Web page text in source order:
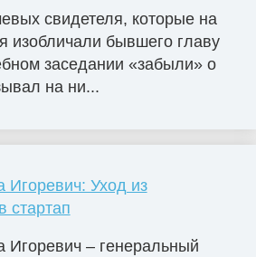
свидетеля, которые на
изобличали бывшего главу
заседании «забыли» о
на ни...
Игоревич: Уход из
стартап
Игоревич – генеральный